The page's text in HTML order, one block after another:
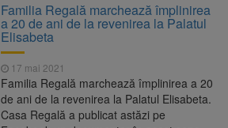
Familia Regală marchează împlinirea
a 20 de ani de la revenirea la Palatul
Elisabeta
17 mai 2021
Familia Regală marchează împlinirea a 20
de ani de la revenirea la Palatul Elisabeta.
Casa Regală a publicat astăzi pe